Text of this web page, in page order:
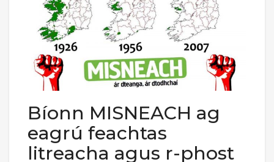
Bíonn MISNEACH ag
eagrú feachtas
litreacha agus r-phost